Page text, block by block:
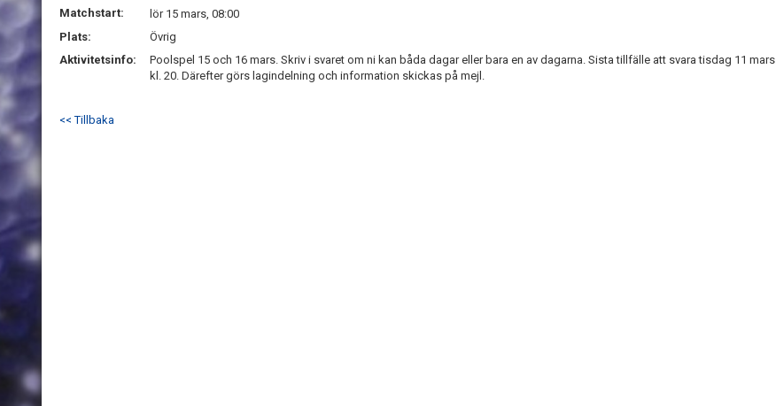
Matchstart:
lör 15 mars, 08:00
Plats:
Övrig
Aktivitetsinfo:
Poolspel 15 och 16 mars. Skriv i svaret om ni kan båda dagar eller bara en av dagarna. Sista tillfälle att svara tisdag 11 mars
kl. 20. Därefter görs lagindelning och information skickas på mejl.
<< Tillbaka